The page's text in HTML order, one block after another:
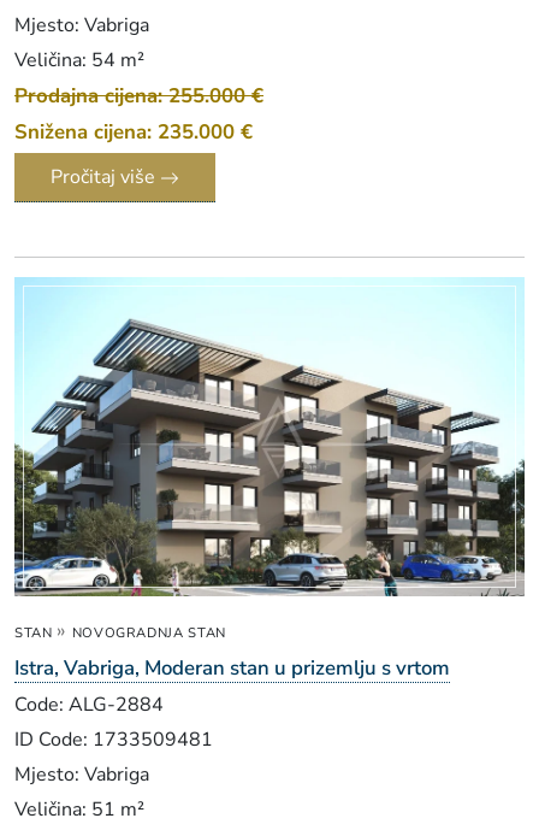
Mjesto: Vabriga
Veličina: 54 m²
Prodajna cijena: 255.000 €
Snižena cijena: 235.000 €
Pročitaj više
STAN » NOVOGRADNJA STAN
Istra, Vabriga, Moderan stan u prizemlju s vrtom
Code: ALG-2884
ID Code: 1733509481
Mjesto: Vabriga
Veličina: 51 m²